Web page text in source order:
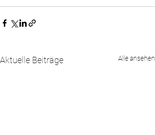
Aktuelle Beiträge Alle ansehen